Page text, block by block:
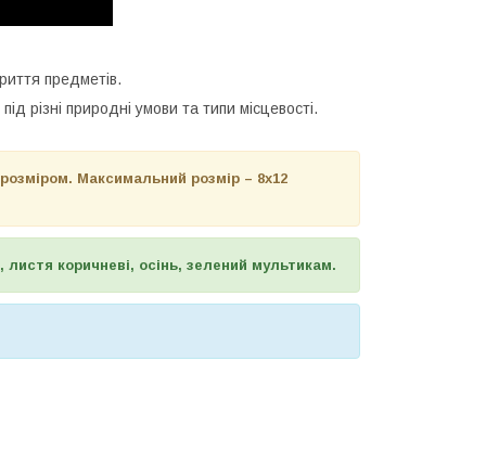
предметів.
різні природні умови та типи місцевості.
Максимальний розмір – 8х12
коричневі, осінь, зелений мультикам.